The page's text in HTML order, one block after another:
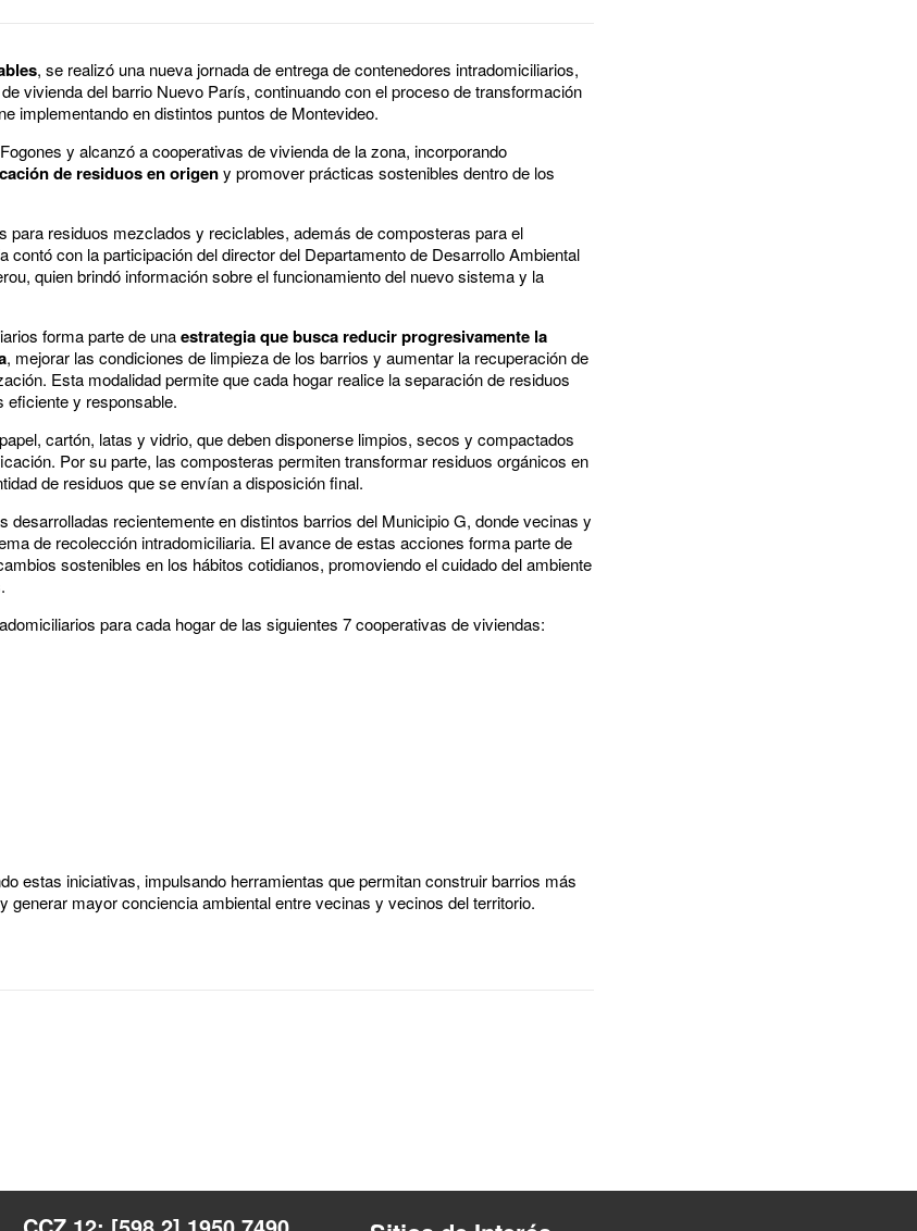
, se realizó una nueva jornada de entrega de contenedores intradomiciliarios,
vivienda del barrio Nuevo París, continuando con el proceso de transformación
implementando en distintos puntos de Montevideo.
y alcanzó a cooperativas de vivienda de la zona, incorporando
de residuos en origeny promover prácticas sostenibles dentro de los
para residuos mezclados y reciclables, además de composteras para el
contó con la participación del director del Departamento de Desarrollo Ambiental
quien brindó información sobre el funcionamiento del nuevo sistema y la
forma parte de unaestrategia que busca reducir progresivamente la
, mejorar las condiciones de limpieza de los barrios y aumentar la recuperación de
Esta modalidad permite que cada hogar realice la separación de residuos
eficiente y responsable.
cartón, latas y vidrio, que deben disponerse limpios, secos y compactados
Por su parte, las composteras permiten transformar residuos orgánicos en
de residuos que se envían a disposición final.
desarrolladas recientemente en distintos barrios del Municipio G, donde vecinas y
de recolección intradomiciliaria. El avance de estas acciones forma parte de
sostenibles en los hábitos cotidianos, promoviendo el cuidado del ambiente
para cada hogar de las siguientes 7 cooperativas de viviendas:
estas iniciativas, impulsando herramientas que permitan construir barrios más
generar mayor conciencia ambiental entre vecinas y vecinos del territorio.